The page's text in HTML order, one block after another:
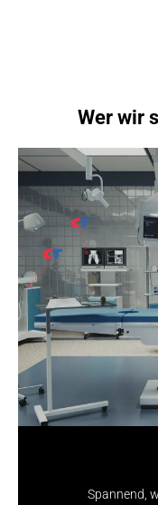
Wer wir
Spannend,